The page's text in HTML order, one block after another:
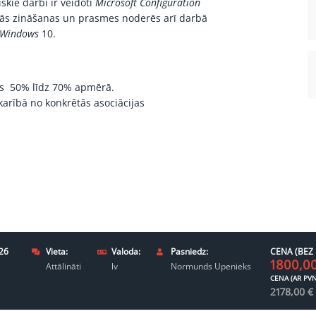
zināšanas un prasmes noderēs arī darbā
10.
50% līdz 70% apmērā.
no konkrētās asociācijas
Vieta:
Attālināti
Valoda:
lv
Pasniedz:
Normunds Upenieks
CENA (BEZ
CENA (AR
2178,00 €